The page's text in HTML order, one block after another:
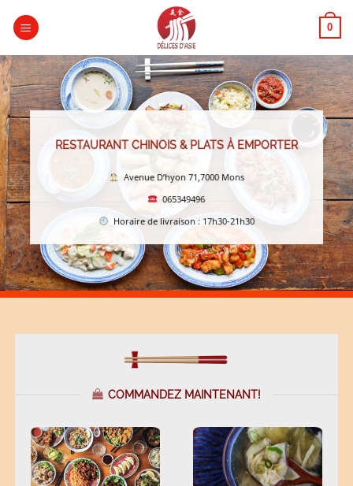
au
0
RESTAURANT CHINOIS & PLATS À EMPORTER
Avenue D’hyon 71,7000 Mons
065349496
Horaire de livraison : 17h30-21h30
COMMANDEZ MAINTENANT!